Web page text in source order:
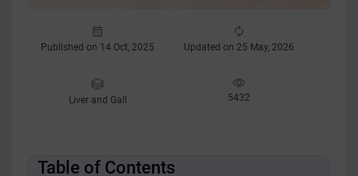
Published on 14 Oct, 2025 Updated on 25 May, 2026
Liver and Gall 5432
Table of Contents